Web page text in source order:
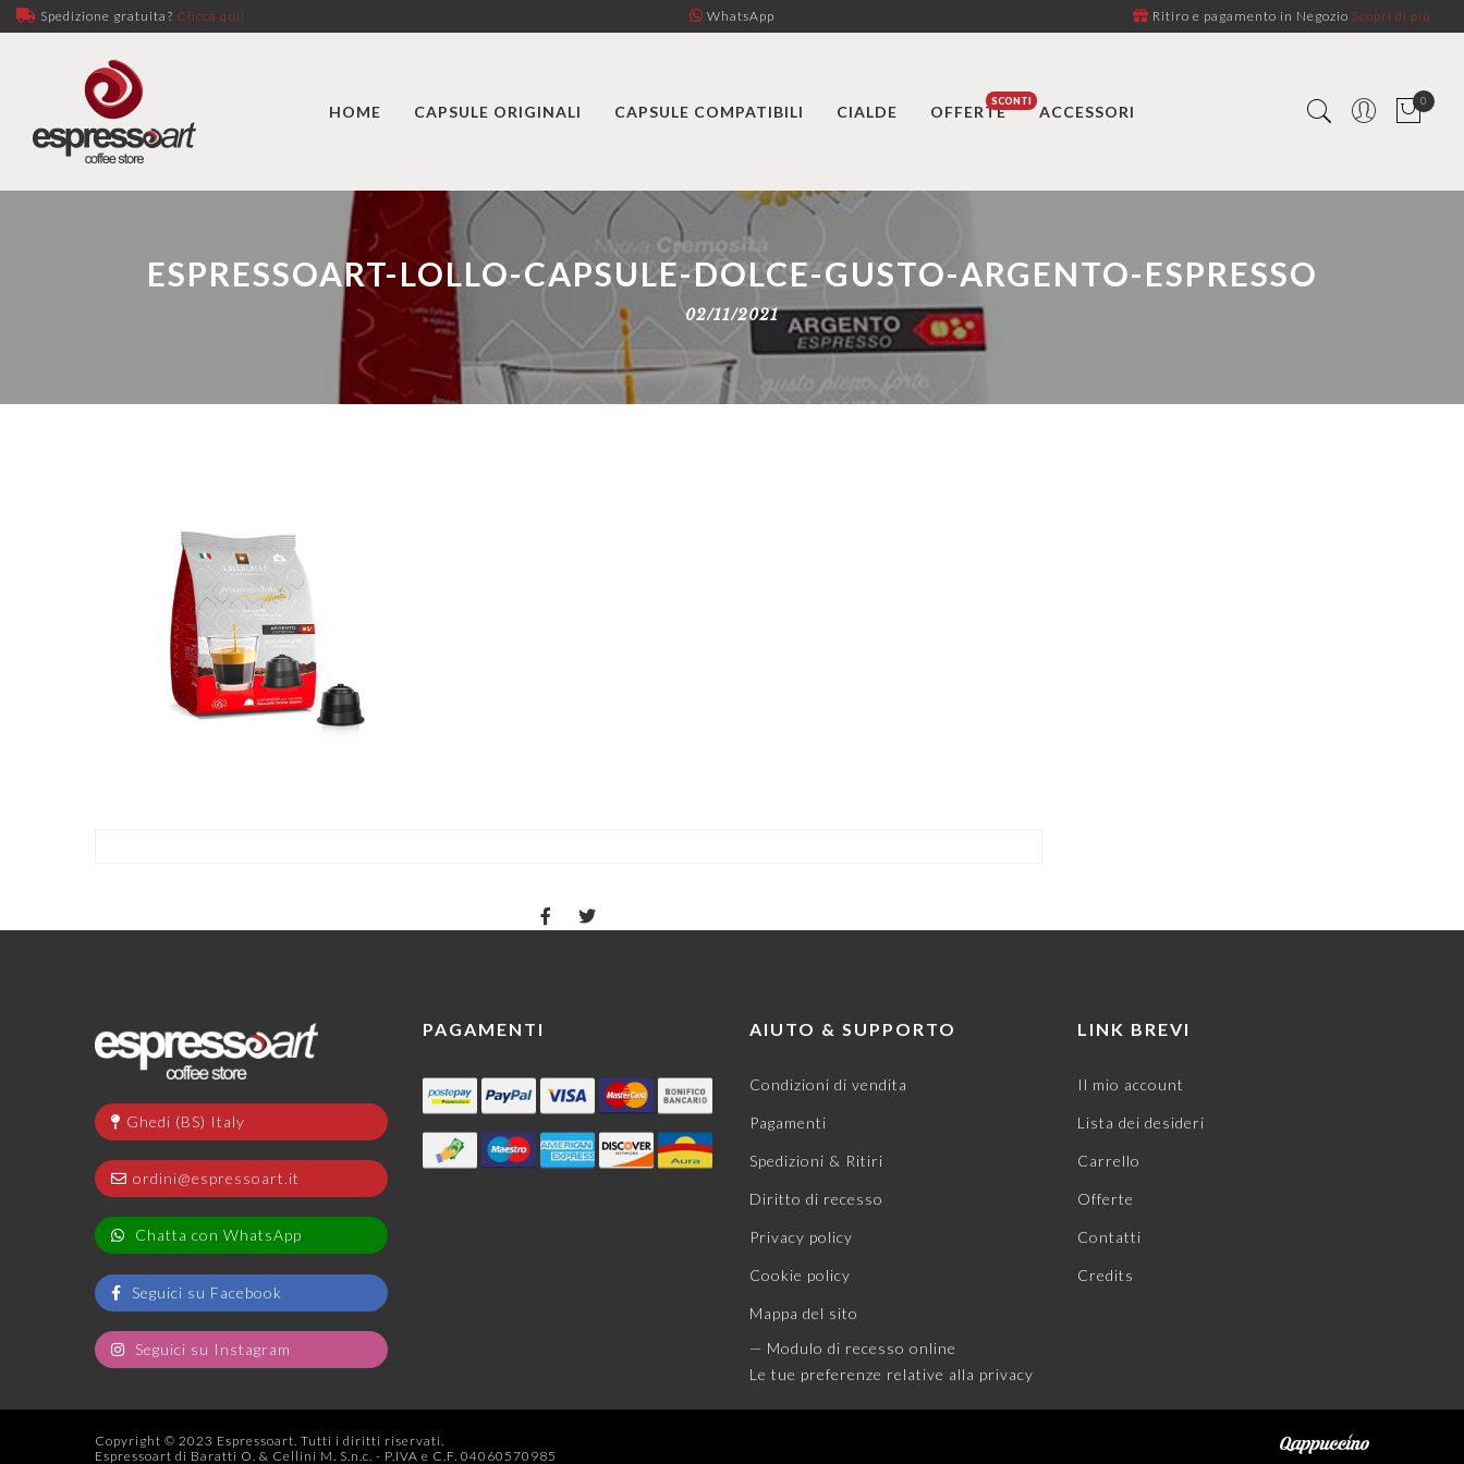
Spedizione gratuita? Clicca qui! WhatsApp Ritiro e pagamento in Negozio Scopri di più
HOME CAPSULE ORIGINALI CAPSULE COMPATIBILI CIALDE OFFERTE ACCESSORI
0
ESPRESSOART-LOLLO-CAPSULE-DOLCE-GUSTO-ARGENTO-ESPRESSO
02/11/2021
Ghedi (BS) Italy
ordini@espressoart.it
Chatta con WhatsApp
Seguici su Facebook
Seguici su Instagram
PAGAMENTI AIUTO & SUPPORTO
Condizioni di vendita
Pagamenti
Spedizioni & Ritiri
Diritto di recesso
Privacy policy
Cookie policy
Mappa del sito
— Modulo di recesso online
Le tue preferenze relative alla privacy
LINK BREVI
Il mio account
Lista dei desideri
Carrello
Offerte
Contatti
Credits
Copyright © 2023 Espressoart. Tutti i diritti riservati.
Espressoart di Baratti O. & Cellini M. S.n.c. - P.IVA e C.F. 04060570985